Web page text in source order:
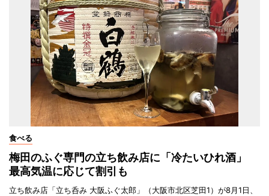
食べる
梅田のふぐ専門の立ち飲み店に「冷たいひれ酒」
最高気温に応じて割引も
立ち飲み店「立ち呑み 大阪ふぐ太郎」（大阪市北区芝田1）が8月1日、